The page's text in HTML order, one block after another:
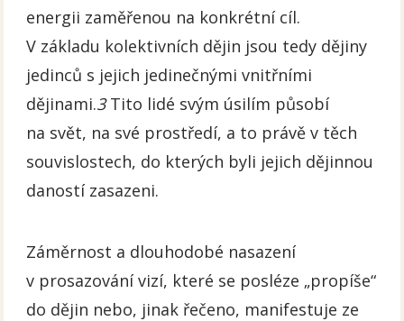
energii zaměřenou na konkrétní cíl.
V základu kolektivních dějin jsou tedy dějiny
jedinců s jejich jedinečnými vnitřními
dějinami.3Tito lidé svým úsilím působí
na svět, na své prostředí, a to právě v těch
souvislostech, do kterých byli jejich dějinnou
daností zasazeni.
Záměrnost a dlouhodobé nasazení
v prosazování vizí, které se posléze „propíše“
do dějin nebo, jinak řečeno, manifestuje ze